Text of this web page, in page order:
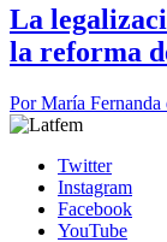
La
la reforma
PorMaría Fernanda
Twitter
Instagram
Facebook
YouTube